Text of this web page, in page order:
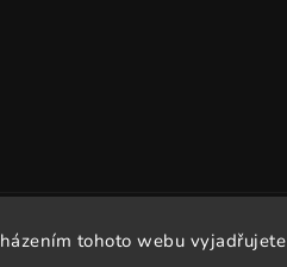
tohoto webu vyjadřujete
. Všechna práva vyhrazena.